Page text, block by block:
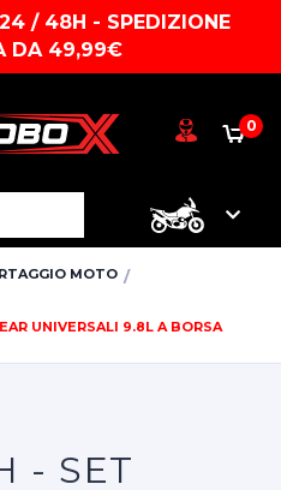
/ 48H - SPEDIZIONE
DA 49,99€
0
MOTO
UNIVERSALI 9.8L A BORSA
- SET